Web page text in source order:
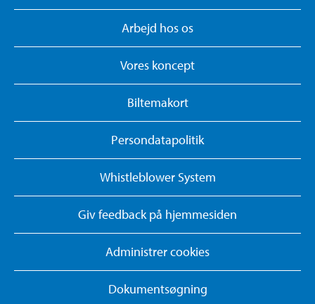
Arbejd hos os
Vores koncept
Biltemakort
Persondatapolitik
Whistleblower System
Giv feedback på hjemmesiden
Administrer cookies
Dokumentsøgning